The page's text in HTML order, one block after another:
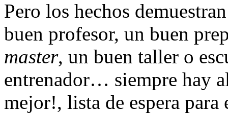
Pero los hechos
buen profesor, un buen
master, un buen taller o
entrenador… siempre hay
mejor!, lista de espera para